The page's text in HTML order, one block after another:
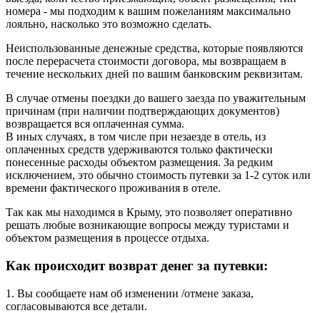
номера - мы подходим к вашим пожеланиям максимально
лояльно, насколько это возможно сделать.
Неиспользованные денежные средства, которые появляются
после перерасчета стоимости договора, мы возвращаем в
течение нескольких дней по вашим банковским реквизитам.
В случае отмены поездки до вашего заезда по уважительным
причинам (при наличии подтверждающих документов)
возвращается вся оплаченная сумма.
В иных случаях, в том числе при незаезде в отель, из
оплаченных средств удерживаются только фактически
понесенные расходы объектом размещения. За редким
исключением, это обычно стоимость путевки за 1-2 суток или
времени фактического проживания в отеле.
Так как мы находимся в Крыму, это позволяет оперативно
решать любые возникающие вопросы между туристами и
объектом размещения в процессе отдыха.
Как происходит возврат денег за путевки:
1. Вы сообщаете нам об изменении /отмене заказа,
согласовываются все детали.